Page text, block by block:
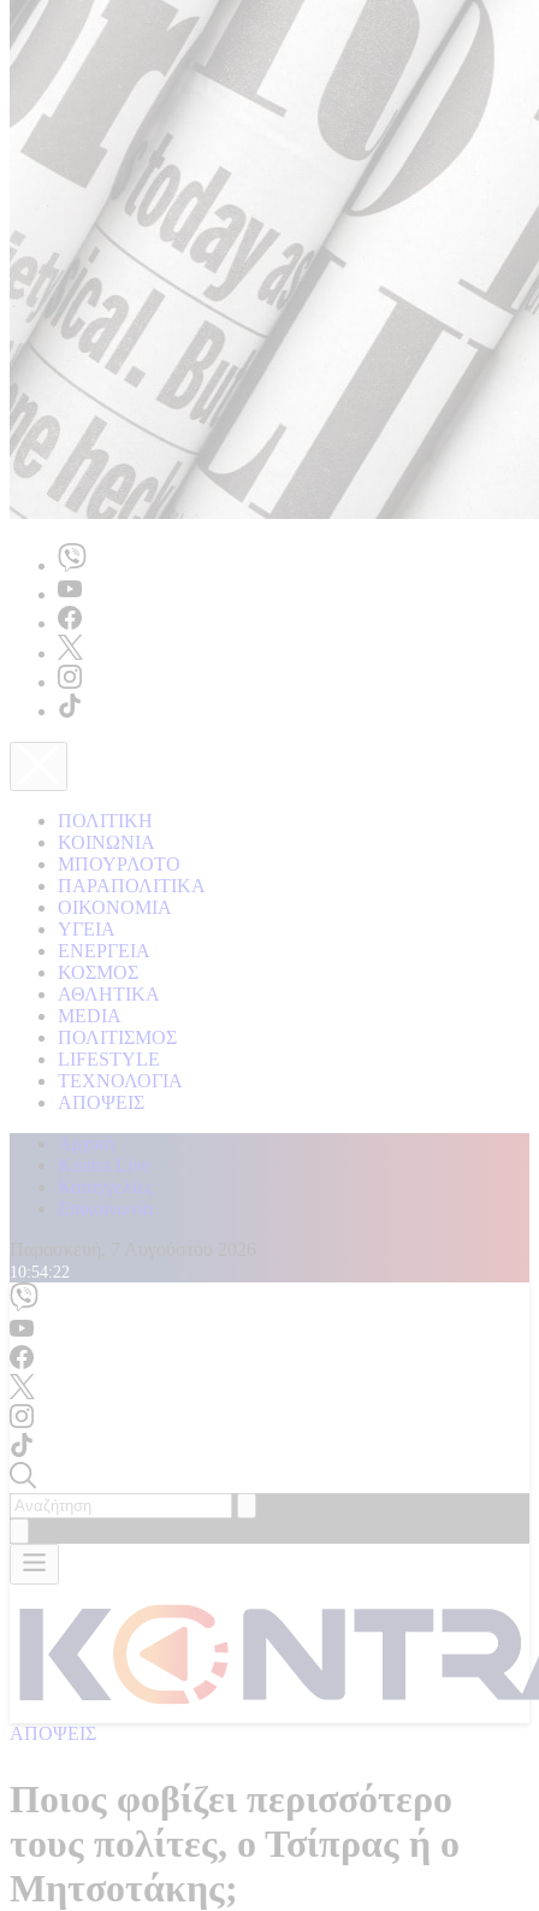
ΠΟΛΙΤΙΚΗ
ΚΟΙΝΩΝΙΑ
ΜΠΟΥΡΛΟΤΟ
ΠΑΡΑΠΟΛΙΤΙΚΑ
ΟΙΚΟΝΟΜΙΑ
ΥΓΕΙΑ
ΕΝΕΡΓΕΙΑ
ΚΟΣΜΟΣ
ΑΘΛΗΤΙΚΑ
MEDIA
ΠΟΛΙΤΙΣΜΟΣ
LIFESTYLE
ΤΕΧΝΟΛΟΓΙΑ
ΑΠΟΨΕΙΣ
Αρχική
Kontra Live
Καταγγελίες
Επικοινωνία
10:54:24
ΑΠΟΨΕΙΣ
Ποιος φοβίζει περισσότερο
τους πολίτες, ο Τσίπρας ή ο
Μητσοτάκης;